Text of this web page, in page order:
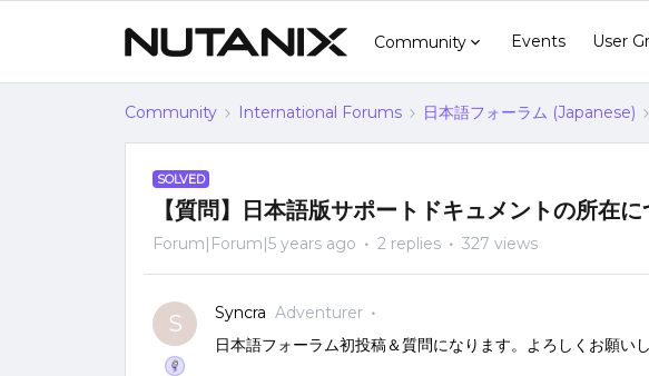
Community Events User
Community International Forums 日本語フォーラム (Japanese)
SOLVED
【質問】日本語版サポートドキュメントの所在に
Forum|Forum|5 years ago 2 replies 327 views
S Syncra Adventurer
日本語フォーラム初投稿＆質問になります。よろしくお願いし